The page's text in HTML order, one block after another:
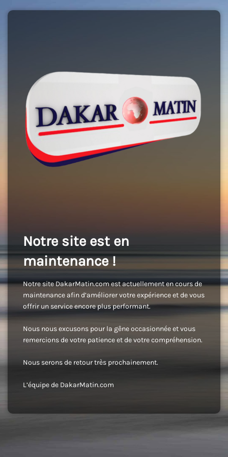
Notre site est en
maintenance !
Notre site DakarMatin.com est actuellement en cours de
maintenance afin d’améliorer votre expérience et de vous
offrir un service encore plus performant.
Nous nous excusons pour la gêne occasionnée et vous
remercions de votre patience et de votre compréhension.
Nous serons de retour très prochainement.
L’équipe de DakarMatin.com